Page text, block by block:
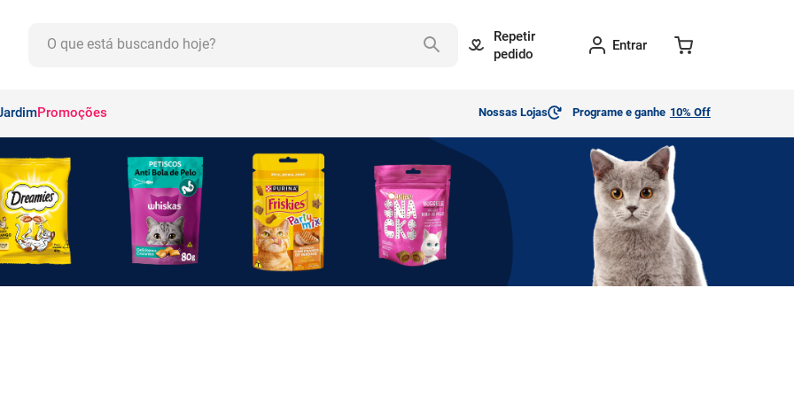
Repetir
pedido
Entrar
Promoções Nossas Lojas Programe e ganhe 10% Off